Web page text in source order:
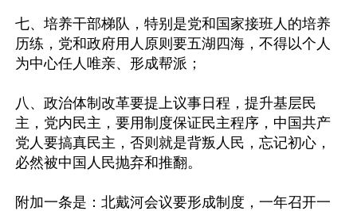
七、培养干部梯队，特别是党和国家接班人的培养
历练，党和政府用人原则要五湖四海，不得以个人
为中心任人唯亲、形成帮派；
八、政治体制改革要提上议事日程，提升基层民
主，党内民主，要用制度保证民主程序，中国共产
党人要搞真民主，否则就是背叛人民，忘记初心，
必然被中国人民抛弃和推翻。
附加一条是：北戴河会议要形成制度，一年召开一